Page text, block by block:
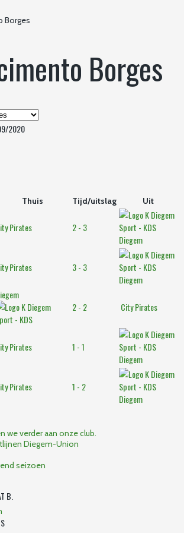
Borges
Borges
2020
Thuis Tijd/uitslag Uit
Pirates
2 - 3
Diegem
Pirates
3 - 3
Diegem
2 - 2
City Pirates
Pirates
1 - 1
Diegem
Pirates
1 - 2
Diegem
we verder aan onze club.
Diegem-Union
seizoen
B.